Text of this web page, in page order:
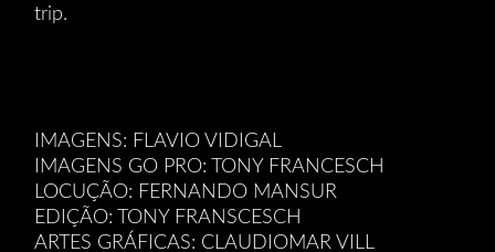
trip.
IMAGENS: FLAVIO VIDIGAL
IMAGENS GO PRO: TONY FRANCESCH
LOCUÇÃO: FERNANDO MANSUR
EDIÇÃO: TONY FRANSCESCH
ARTES GRÁFICAS: CLAUDIOMAR VILL